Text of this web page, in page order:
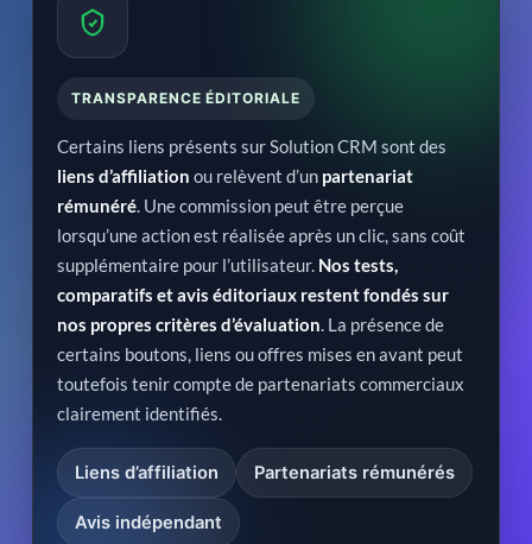
TRANSPARENCE ÉDITORIALE
Certains liens présents sur Solution CRM sont des
liens d’affiliation ou relèvent d’un partenariat
rémunéré. Une commission peut être perçue
lorsqu’une action est réalisée après un clic, sans coût
supplémentaire pour l’utilisateur. Nos tests,
comparatifs et avis éditoriaux restent fondés sur
nos propres critères d’évaluation. La présence de
certains boutons, liens ou offres mises en avant peut
toutefois tenir compte de partenariats commerciaux
clairement identifiés.
Liens d’affiliation Partenariats rémunérés
Avis indépendant